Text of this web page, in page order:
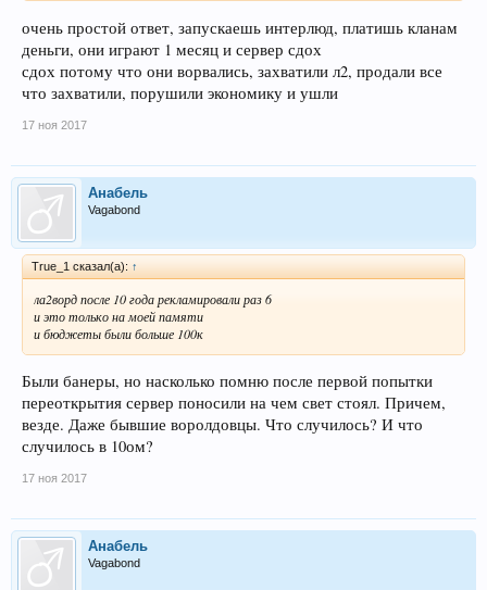
очень простой ответ, запускаешь интерлюд, платишь кланам
деньги, они играют 1 месяц и сервер сдох
сдох потому что они ворвались, захватили л2, продали все
что захватили, порушили экономику и ушли
17 ноя 2017
Анабель
Vagabond
True_1 сказал(а): ↑
ла2ворд после 10 года рекламировали раз 6
и это только на моей памяти
и бюджеты были больше 100к
Были банеры, но насколько помню после первой попытки
переоткрытия сервер поносили на чем свет стоял. Причем,
везде. Даже бывшие воролдовцы. Что случилось? И что
случилось в 10ом?
17 ноя 2017
Анабель
Vagabond